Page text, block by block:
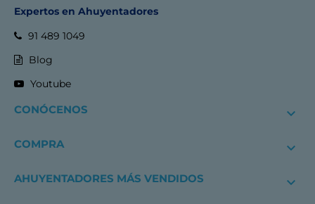
Expertos en Ahuyentadores
91 489 1049
Blog
Youtube
CONÓCENOS 
COMPRA 
AHUYENTADORES MÁS VENDIDOS 